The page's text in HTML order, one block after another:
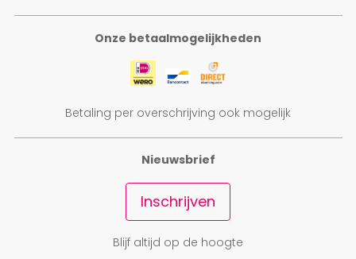
Onze betaalmogelijkheden
Betaling per overschrijving ook mogelijk
Nieuwsbrief
Inschrijven
Blijf altijd op de hoogte